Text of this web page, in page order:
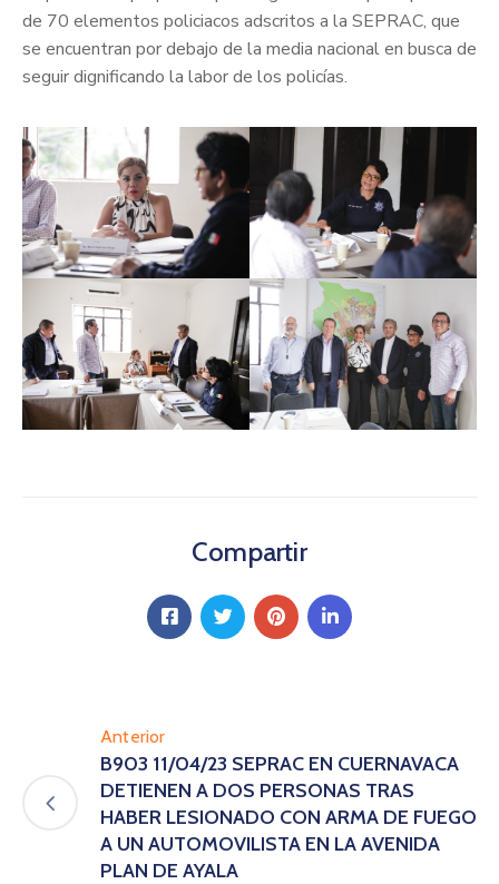
de 70 elementos policiacos adscritos a la SEPRAC, que
se encuentran por debajo de la media nacional en busca de
seguir dignificando la labor de los policías.
Compartir
Anterior
B903 11/04/23 SEPRAC EN CUERNAVACA
DETIENEN A DOS PERSONAS TRAS
HABER LESIONADO CON ARMA DE FUEGO
A UN AUTOMOVILISTA EN LA AVENIDA
PLAN DE AYALA